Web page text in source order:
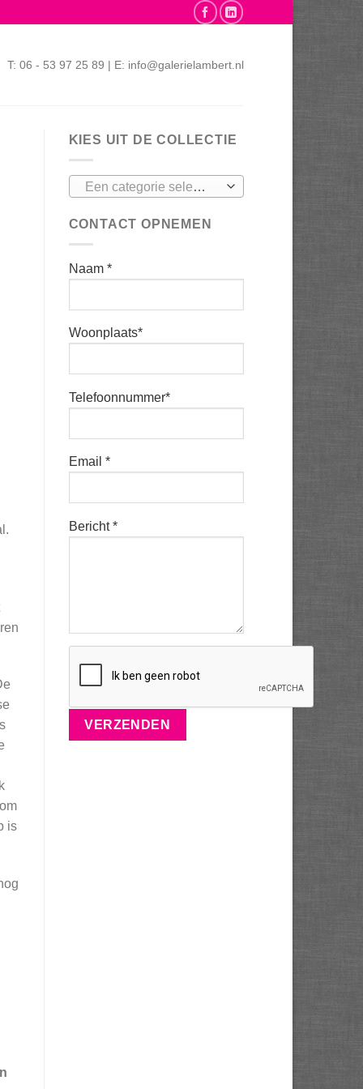
T: 06 - 53 97 25 89 | E: info@galerielambert.nl
is
KIES UIT DE COLLECTIE
Een categorie selecteren
CONTACT OPNEMEN
Naam *
Woonplaats*
Telefoonnummer*
Email *
Bericht *